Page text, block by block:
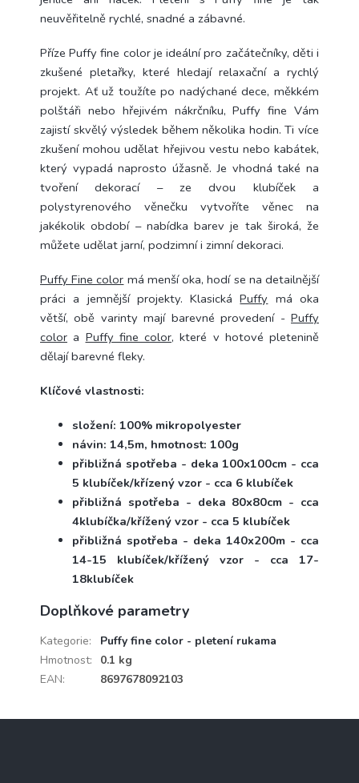
neuvěřitelně rychlé, snadné a zábavné.
Příze Puffy fine color je ideální pro začátečníky, děti i
zkušené pletařky, které hledají relaxační a rychlý
projekt. Ať už toužíte po nadýchané dece, měkkém
polštáři nebo hřejivém nákrčníku, Puffy fine Vám
zajistí skvělý výsledek během několika hodin. Ti více
zkušení mohou udělat hřejivou vestu nebo kabátek,
který vypadá naprosto úžasně. Je vhodná také na
tvoření dekorací – ze dvou klubíček a
polystyrenového věnečku vytvoříte věnec na
jakékolik období – nabídka barev je tak široká, že
můžete udělat jarní, podzimní i zimní dekoraci.
Puffy Fine color má menší oka, hodí se na detailnější
práci a jemnější projekty. KlasickáPuffy má oka
větší, obě varinty mají barevné provedení - Puffy
color a Puffy fine color, které v hotové pletenině
dělají barevné fleky.
Klíčové vlastnosti:
složení: 100% mikropolyester
návin: 14,5m, hmotnost: 100g
přibližná spotřeba - deka 100x100cm - cca
5 klubíček/křízený vzor - cca 6 klubíček
přibližná spotřeba - deka 80x80cm - cca
4klubíčka/křížený vzor - cca 5 klubíček
přibližná spotřeba - deka 140x200m - cca
14-15 klubíček/křížený vzor - cca 17-
18klubíček
Doplňkové parametry
Kategorie:
Puffy fine color - pletení rukama
Hmotnost:
0.1 kg
EAN: 8697678092103